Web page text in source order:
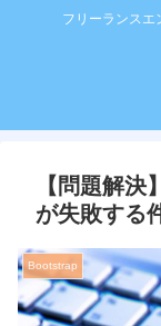
フリーランスエ
【問題解決
が失敗する
Bootstrap